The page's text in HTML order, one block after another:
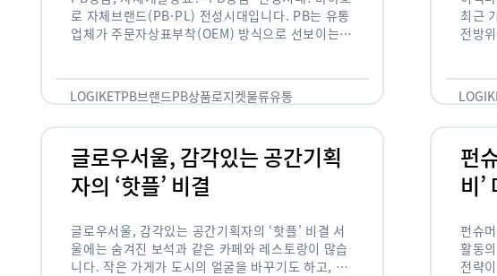
로 자체브랜드(PB·PL) 전성시대입니다. PB는 유통
업체가 주문자상표부착(OEM) 방식으로 선보이는
물가 시대와 맞물려 …
LOGIKETPB브랜드PB상품로지켓물류유통
최근
전방
…
글로우서울, 감각있는 공간기획
자의 ‘핫플’ 비결
글로우서울, 감각있는 공간기획자의 ‘핫플’ 비결 서
울에는 숨겨진 보석과 같은 카페와 레스토랑이 많습
니다. 작은 가게가 도시의 얼굴을 바꾸기도 하고, 쇠
펀
비’
펀슈
활동
전략